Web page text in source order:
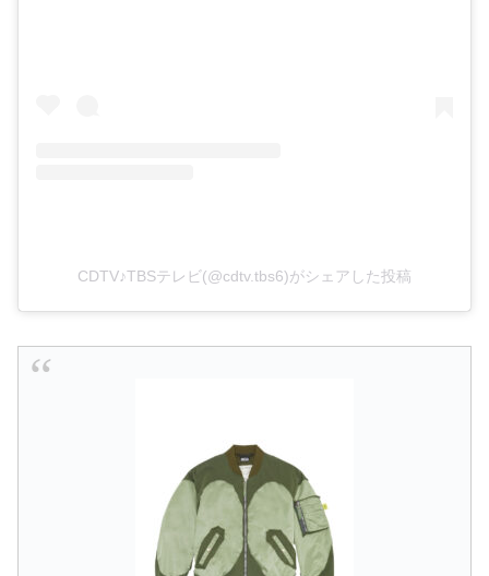
CDTV♪TBSテレビ(@cdtv.tbs6)がシェアした投稿